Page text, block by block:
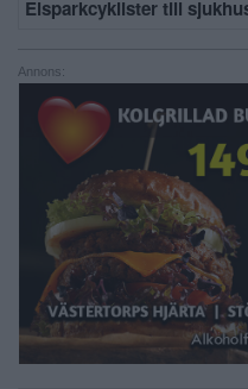
Elsparkcyklister till
Annons: